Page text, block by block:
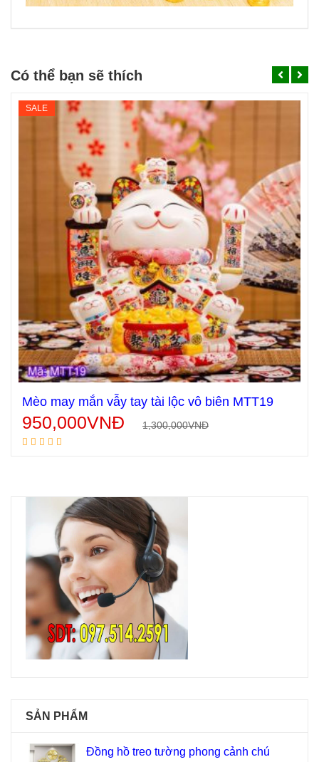
Có thể bạn sẽ thích
SALE
Mèo may mắn vẫy tay tài lộc vô biên MTT19
1,300,000VNĐ
950,000VNĐ
SẢN PHẨM
Đồng hồ treo tường phong cảnh chú